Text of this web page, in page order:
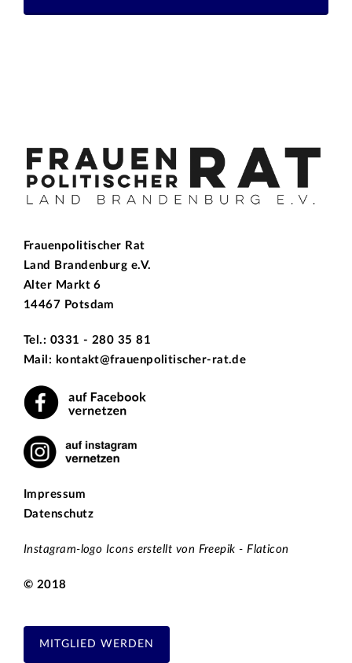
Frauenpolitischer Rat
Land Brandenburg e.V.
Alter Markt 6
14467 Potsdam
Tel.: 0331 - 280 35 81
Mail: kontakt@frauenpolitischer-rat.de
Impressum
Datenschutz
Instagram-logo Icons erstellt von Freepik - Flaticon
© 2018
MITGLIED WERDEN